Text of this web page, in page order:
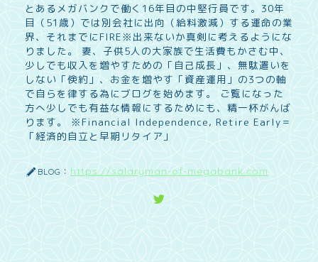
とあるメガバンクで働く16年目の中堅行員です。30年
目（51歳）では別会社に出向（給料激減）する運命の業
界、それまでにFIRE※出来ないか真剣に考えるようにな
りました。 妻、子供5人の大家族で生活費もかさむ中、
少しでも収入を増やすための「自己成長」、無駄遣いを
しない「倹約」、お金を増やす「資産運用」の3つの軸
で自らを律する為にブログを始めます。 ご覧になった
方へ少しでも有益な情報にするためにも、精一杯がんば
ります。 ※Financial Independence, Retire Early＝
「経済的自立と早期リタイア」
BLOG： https://salaryman-of-megabank.com